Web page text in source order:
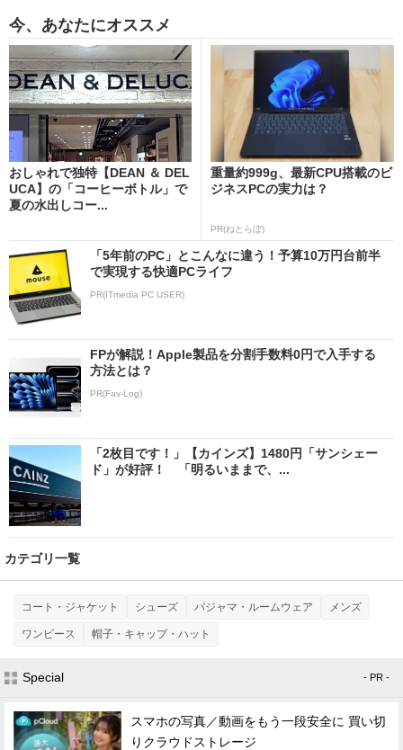
今、あなたにオススメ
おしゃれで独特【DEAN ＆ DEL
UCA】の「コーヒーボトル」で
夏の水出しコー...
重量約999g、最新CPU搭載のビ
ジネスPCの実力は？
PR(ねとらぼ)
「5年前のPC」とこんなに違う！予算10万円台前半
で実現する快適PCライフ
PR(ITmedia PC USER)
FPが解説！Apple製品を分割手数料0円で入手する
方法とは？
PR(Fav-Log)
「2枚目です！」【カインズ】1480円「サンシェー
ド」が好評！ 「明るいままで、...
カテゴリ一覧
コート・ジャケット シューズ パジャマ・ルームウェア メンズ
ワンピース 帽子・キャップ・ハット
Special - PR -
スマホの写真／動画をもう一段安全に 買い切
りクラウドストレージ